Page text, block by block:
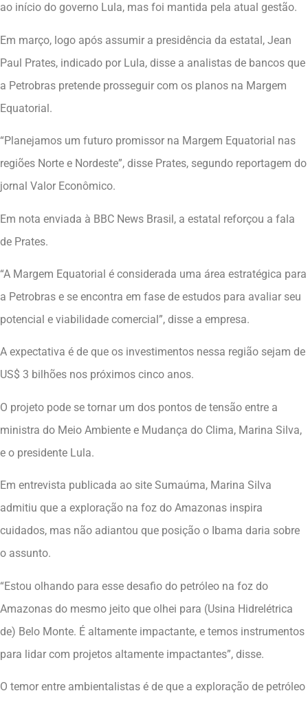
ao início do governo Lula, mas foi mantida pela atual gestão.
Em março, logo após assumir a presidência da estatal, Jean
Paul Prates, indicado por Lula, disse a analistas de bancos que
a Petrobras pretende prosseguir com os planos na Margem
Equatorial.
“Planejamos um futuro promissor na Margem Equatorial nas
regiões Norte e Nordeste”, disse Prates, segundo reportagem do
jornal Valor Econômico.
Em nota enviada à BBC News Brasil, a estatal reforçou a fala
de Prates.
“A Margem Equatorial é considerada uma área estratégica para
a Petrobras e se encontra em fase de estudos para avaliar seu
potencial e viabilidade comercial”, disse a empresa.
A expectativa é de que os investimentos nessa região sejam de
US$ 3 bilhões nos próximos cinco anos.
O projeto pode se tornar um dos pontos de tensão entre a
ministra do Meio Ambiente e Mudança do Clima, Marina Silva,
e o presidente Lula.
Em entrevista publicada ao site Sumaúma, Marina Silva
admitiu que a exploração na foz do Amazonas inspira
cuidados, mas não adiantou que posição o Ibama daria sobre
o assunto.
“Estou olhando para esse desafio do petróleo na foz do
Amazonas do mesmo jeito que olhei para (Usina Hidrelétrica
de) Belo Monte. É altamente impactante, e temos instrumentos
para lidar com projetos altamente impactantes”, disse.
O temor entre ambientalistas é de que a exploração de petróleo